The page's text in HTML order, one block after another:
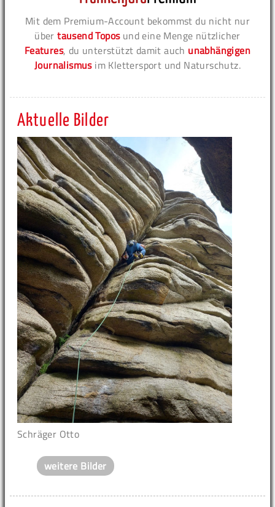
Mit dem Premium-Account bekommst du nicht nur
übertausend Toposund eine Menge nützlicher
Features, du unterstützt damit auch unabhängigen
Journalismusim Klettersport und Naturschutz.
Aktuelle Bilder
Schräger Otto
weitere Bilder